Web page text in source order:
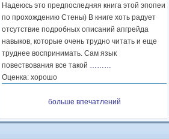
Надеюсь это предпоследняя книга этой эпопеи
по прохождению Стены) В книге хоть радует
отсутствие подробных описаний апгрейда
навыков, которые очень трудно читать и еще
труднее воспринимать. Сам язык
повествования все такой ………
Оценка: хорошо
больше впечатлений